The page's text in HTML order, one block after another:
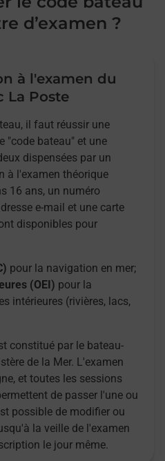
d’examen ?
à l'examen du
La Poste
il faut réussir une
"code bateau" et une
dispensées par un
à l'examen théorique
16 ans, un numéro
e-mail et une carte
disponibles pour
pour la navigation en mer;
(OEI) pour la
intérieures (rivières, lacs,
constitué par le bateau-
de la Mer. L'examen
et toutes les sessions
de passer l'une ou
possible de modifier ou
la veille de l'examen
le jour même.